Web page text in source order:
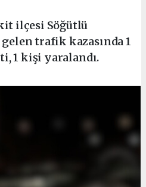
ilçesi Söğütlü
trafik kazasında 1
1 kişi yaralandı.